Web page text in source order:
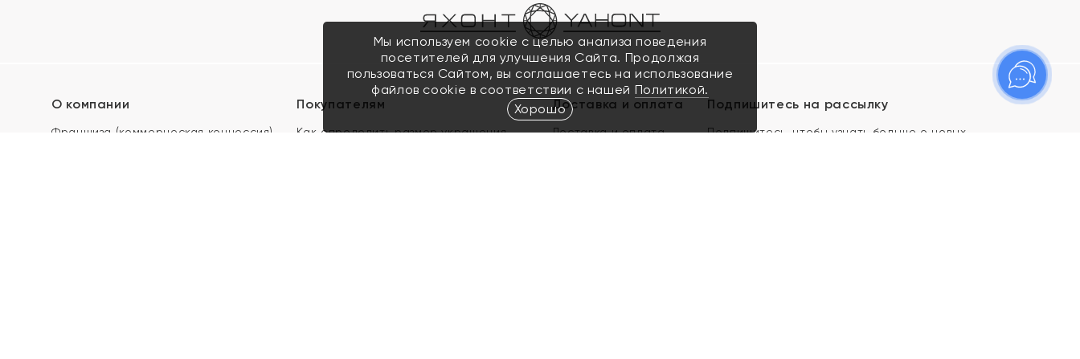
О компании
Франшиза (коммерческая концессия)
Покупателям
Как определить размер украшения
Доставка и оплата
Доставка и оплата
Подпишитесь на рассылку
Подпишитесь, чтобы узнать больше о новых
Мы используем cookie с целью анализа поведения
посетителей для улучшения Сайта. Продолжая
пользоваться Сайтом, вы соглашаетесь на использование
файлов cookie в соответствии с нашей Политикой.
Хорошо